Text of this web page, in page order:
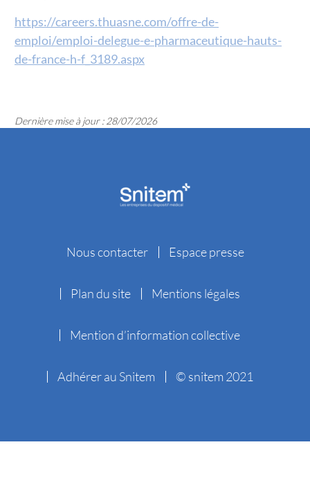
https://careers.thuasne.com/offre-de-
emploi/emploi-delegue-e-pharmaceutique-hauts-
de-france-h-f_3189.aspx
Dernière mise à jour : 28/07/2026
Nous contacter Espace presse
Plan du site Mentions légales
Mention d’information collective
Adhérer au Snitem © snitem 2021